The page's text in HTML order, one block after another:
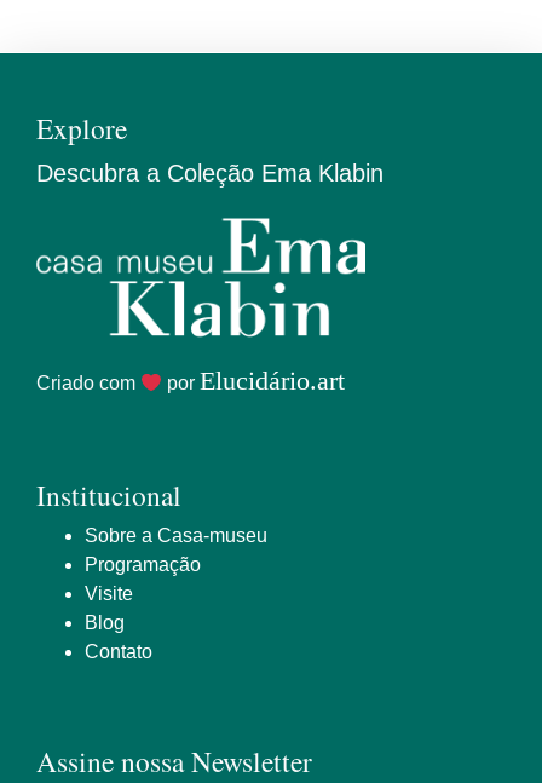
Explore
Descubra a Coleção Ema Klabin
Criado com por Elucidário.art
Institucional
Sobre a Casa-museu
Programação
Visite
Blog
Contato
Assine nossa Newsletter